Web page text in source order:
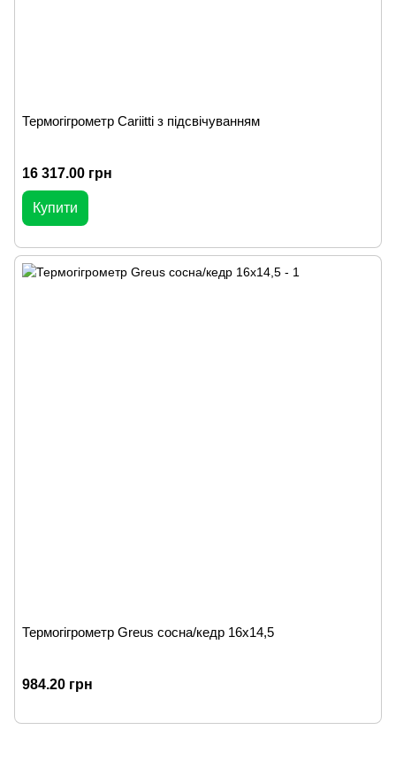
Термогігрометр Cariitti з підсвічуванням
16 317.00 грн
Купити
Термогігрометр Greus сосна/кедр 16х14,5
984.20 грн